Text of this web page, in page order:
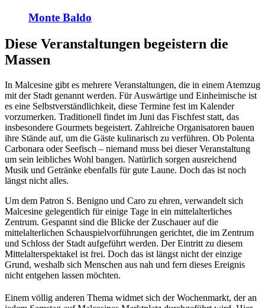
Monte Baldo
Diese Veranstaltungen begeistern die
Massen
In Malcesine gibt es mehrere Veranstaltungen, die in einem Atemzug
mit der Stadt genannt werden. Für Auswärtige und Einheimische ist
es eine Selbstverständlichkeit, diese Termine fest im Kalender
vorzumerken. Traditionell findet im Juni das Fischfest statt, das
insbesondere Gourmets begeistert. Zahlreiche Organisatoren bauen
ihre Stände auf, um die Gäste kulinarisch zu verführen. Ob Polenta
Carbonara oder Seefisch – niemand muss bei dieser Veranstaltung
um sein leibliches Wohl bangen. Natürlich sorgen ausreichend
Musik und Getränke ebenfalls für gute Laune. Doch das ist noch
längst nicht alles.
Um dem Patron S. Benigno und Caro zu ehren, verwandelt sich
Malcesine gelegentlich für einige Tage in ein mittelalterliches
Zentrum. Gespannt sind die Blicke der Zuschauer auf die
mittelalterlichen Schauspielvorführungen gerichtet, die im Zentrum
und Schloss der Stadt aufgeführt werden. Der Eintritt zu diesem
Mittelalterspektakel ist frei. Doch das ist längst nicht der einzige
Grund, weshalb sich Menschen aus nah und fern dieses Ereignis
nicht entgehen lassen möchten.
Einem völlig anderen Thema widmet sich der Wochenmarkt, der an